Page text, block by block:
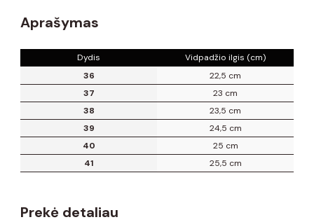
Aprašymas
Dydis
Vidpadžio ilgis (cm)
36
22,5 cm
37
23 cm
38
23,5 cm
39
24,5 cm
40
25 cm
41
25,5 cm
Prekė detaliau